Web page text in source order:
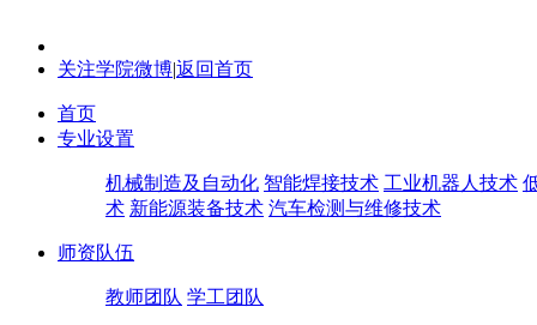
关注学院微博|返回首页
首页
专业设置
机械制造及自动化 智能焊接技术 工业机器人技术
术 新能源装备技术 汽车检测与维修技术
师资队伍
教师团队 学工团队